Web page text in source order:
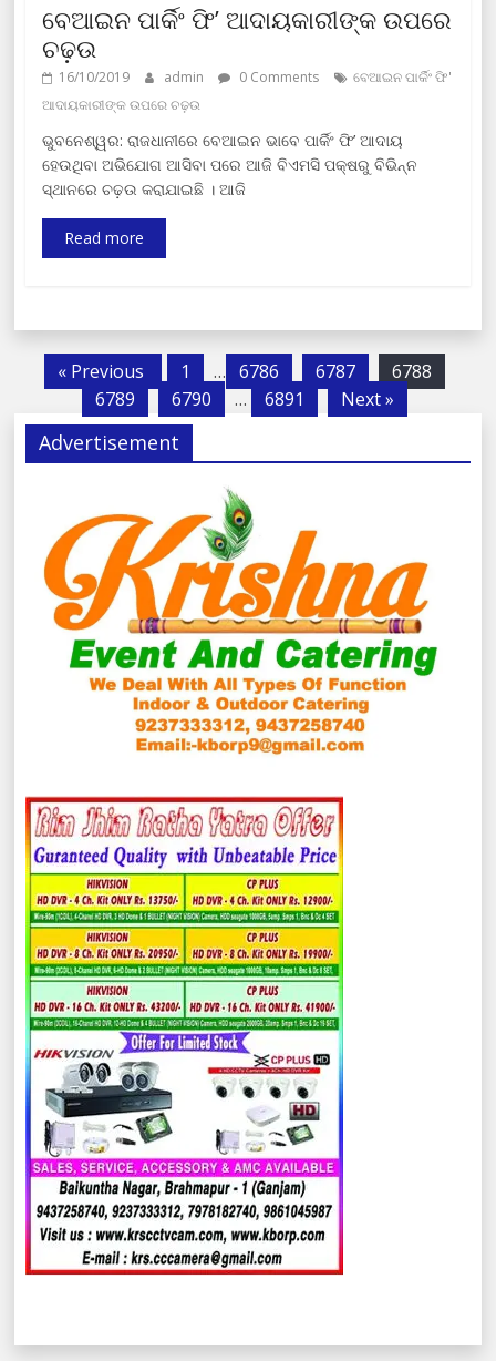
ବେଆଇନ ପାର୍କିଂ ଫି’ ଆଦାୟକାରୀଙ୍କ ଉପରେ
ଚଢ଼ଉ
16/10/2019 admin 0 Comments
ବେଆଇନ ପାର୍କିଂ ଫି'
ଆଦାୟକାରୀଙ୍କ ଉପରେ ଚଢ଼ଉ
ଭୁବନେଶ୍ୱର: ରାଜଧାନୀରେ ବେଆଇନ ଭାବେ ପାର୍କିଂ ଫି’ ଆଦାୟ
ହେଉଥିବା ଅଭିଯୋଗ ଆସିବା ପରେ ଆଜି ବିଏମସି ପକ୍ଷରୁ ବିଭିନ୍ନ
ସ୍ଥାନରେ ଚଢ଼ଉ କରାଯାଇଛି । ଆଜି
Read more
« Previous 1 … 6786 6787
6788
6789
6790 … 6891 Next »
Advertisement